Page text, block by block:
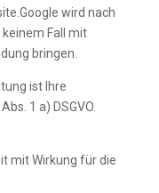
wird nach
Fall mit
bringen.
ist Ihre
1 a) DSGVO.
mit Wirkung für die